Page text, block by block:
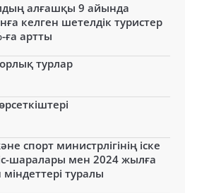
алғашқы 9 айында
келген шетелдік туристер
ға артты
турлар
спорт министрлігінің іске
шаралары мен 2024 жылға
туралы